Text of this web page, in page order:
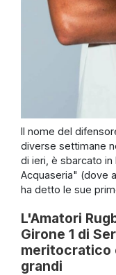
Il nome del
diverse settimane
di ieri, è sbarcato
Acquaseria" (dove
ha detto le sue
L'Amatori
Girone 1 di
meritocratico
grandi